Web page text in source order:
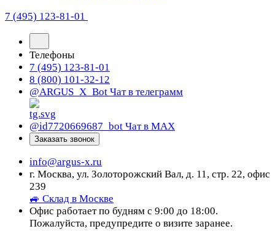
7 (495) 123-81-01
Телефоны
7 (495) 123-81-01
8 (800) 101-32-12
@ARGUS_X_Bot Чат в телеграмм
@id7720669687_bot Чат в МАХ
Заказать звонок
info@argus-x.ru
г. Москва, ул. Золоторожский Вал, д. 11, стр. 22, офис
239
🚙 Склад в Москве
Офис работает по будням с 9:00 до 18:00.
Пожалуйста, предупредите о визите заранее.